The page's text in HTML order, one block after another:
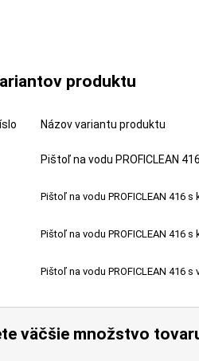
produktu
Názov variantu produktu
Pištoľ na vodu PROFICLEAN
Pištoľ na vodu PROFICLEAN 416
Pištoľ na vodu PROFICLEAN 416
Pištoľ na vodu PROFICLEAN 416
väčšie množstvo